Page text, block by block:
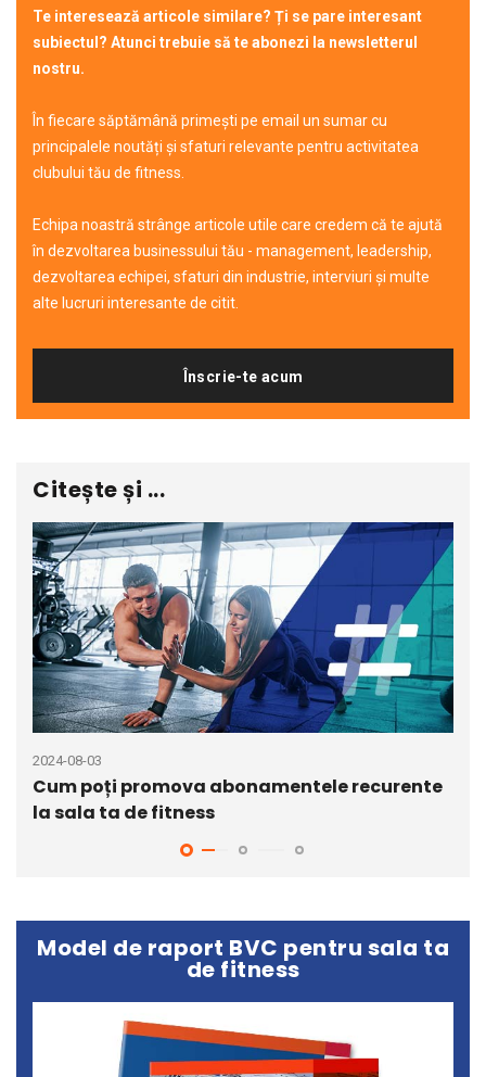
Te interesează articole similare? Ți se pare interesant
subiectul? Atunci trebuie să te abonezi la newsletterul
nostru.
În fiecare săptămână primești pe email un sumar cu
principalele noutăți și sfaturi relevante pentru activitatea
clubului tău de fitness.
Echipa noastră strânge articole utile care credem că te ajută
în dezvoltarea businessului tău - management, leadership,
dezvoltarea echipei, sfaturi din industrie, interviuri și multe
alte lucruri interesante de citit.
Înscrie-te acum
Citește și ...
2024-08-03
Cum poți promova abonamentele recurente
la sala ta de fitness
Model de raport BVC pentru sala ta
de fitness